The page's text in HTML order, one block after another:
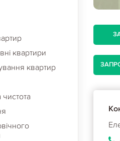
квартири
квартир